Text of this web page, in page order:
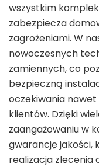
wszystkim
zabezpiecza
zagrożeniami. W
nowoczesnych
zamiennych, co
bezpieczną
oczekiwania
klientów. Dzięki
zaangażowaniu w
gwarancję jakości,
realizacja zlecenia